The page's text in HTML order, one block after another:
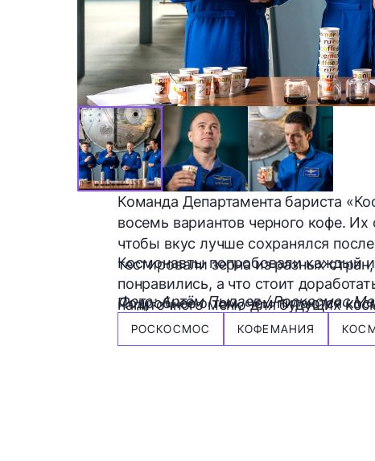
Команда Департамента бариста
восемь вариантов черного кофе.
чтобы вкус лучше сохранялся
тестировали зерна из разных
Космонавты попробовали каждый
понравились, а что стоит
напиточного меню для будущих
Подробнее о том, чем питаются
Фото: Артём Пылаев / Роскосмос
РОСКОСМОС КОФЕМАНИЯ